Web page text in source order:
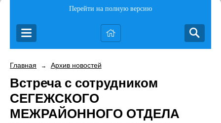
Перейти на полную версию
Главная → Архив новостей
Встреча с сотрудником
СЕГЕЖСКОГО
МЕЖРАЙОННОГО ОТДЕЛА